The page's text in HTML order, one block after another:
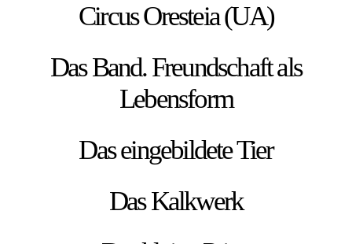
Circus Oresteia (UA)
Das Band. Freundschaft als
Lebensform
Das eingebildete Tier
Das Kalkwerk